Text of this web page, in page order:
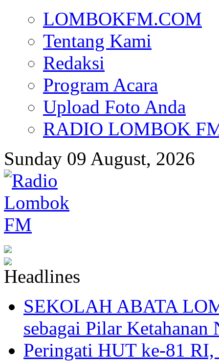
LOMBOKFM.COM
Tentang Kami
Redaksi
Program Acara
Upload Foto Anda
RADIO LOMBOK
Sunday 09 August, 2026
SEKOLAH ABATA
sebagai Pilar Ketahanan
Peringati HUT ke-81